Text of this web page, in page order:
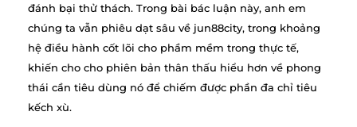
đánh bại thử thách. Trong bài bác luận này, anh em
chúng ta vẫn phiêu dạt sâu về jun88city, trong khoảng
hệ điều hành cốt lõi cho phầm mềm trong thực tế,
khiến cho cho phiên bản thân thấu hiểu hơn về phong
thái cần tiêu dùng nó để chiếm được phần đa chỉ tiêu
kếch xù.